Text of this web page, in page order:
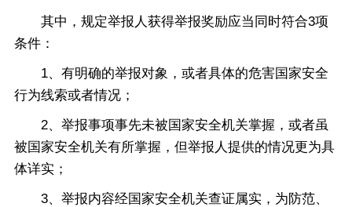
其中，规定举报人获得举报奖励应当同时符合3项
条件：
1、有明确的举报对象，或者具体的危害国家安全
行为线索或者情况；
2、举报事项事先未被国家安全机关掌握，或者虽
被国家安全机关有所掌握，但举报人提供的情况更为具
体详实；
3、举报内容经国家安全机关查证属实，为防范、